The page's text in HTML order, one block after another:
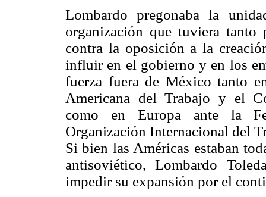
Lombardo pregonaba la
organización que tuviera
contra la oposición a la
influir en el gobierno y en los
fuerza fuera de México tanto
Americana del Trabajo y el
como en Europa ante la
Organización Internacional del
Si bien las Américas estaban
antisoviético, Lombardo
impedir su expansión por el